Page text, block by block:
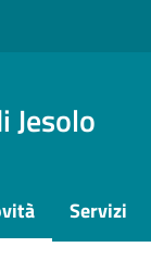
Jesolo
Servizi